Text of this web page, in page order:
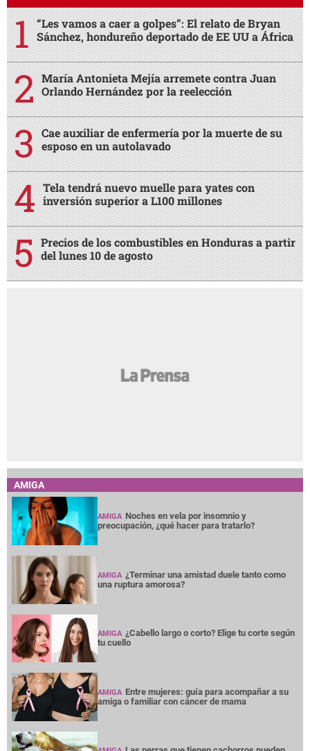
“Les vamos a caer a golpes”: El relato de Bryan
Sánchez, hondureño deportado de EE UU a África
María Antonieta Mejía arremete contra Juan
Orlando Hernández por la reelección
Cae auxiliar de enfermería por la muerte de su
esposo en un autolavado
Tela tendrá nuevo muelle para yates con
inversión superior a L100 millones
Precios de los combustibles en Honduras a partir
del lunes 10 de agosto
AMIGA
AMIGA Noches en vela por insomnio y
preocupación, ¿qué hacer para tratarlo?
AMIGA ¿Terminar una amistad duele tanto como
una ruptura amorosa?
AMIGA ¿Cabello largo o corto? Elige tu corte según
tu cuello
AMIGA Entre mujeres: guía para acompañar a su
amiga o familiar con cáncer de mama